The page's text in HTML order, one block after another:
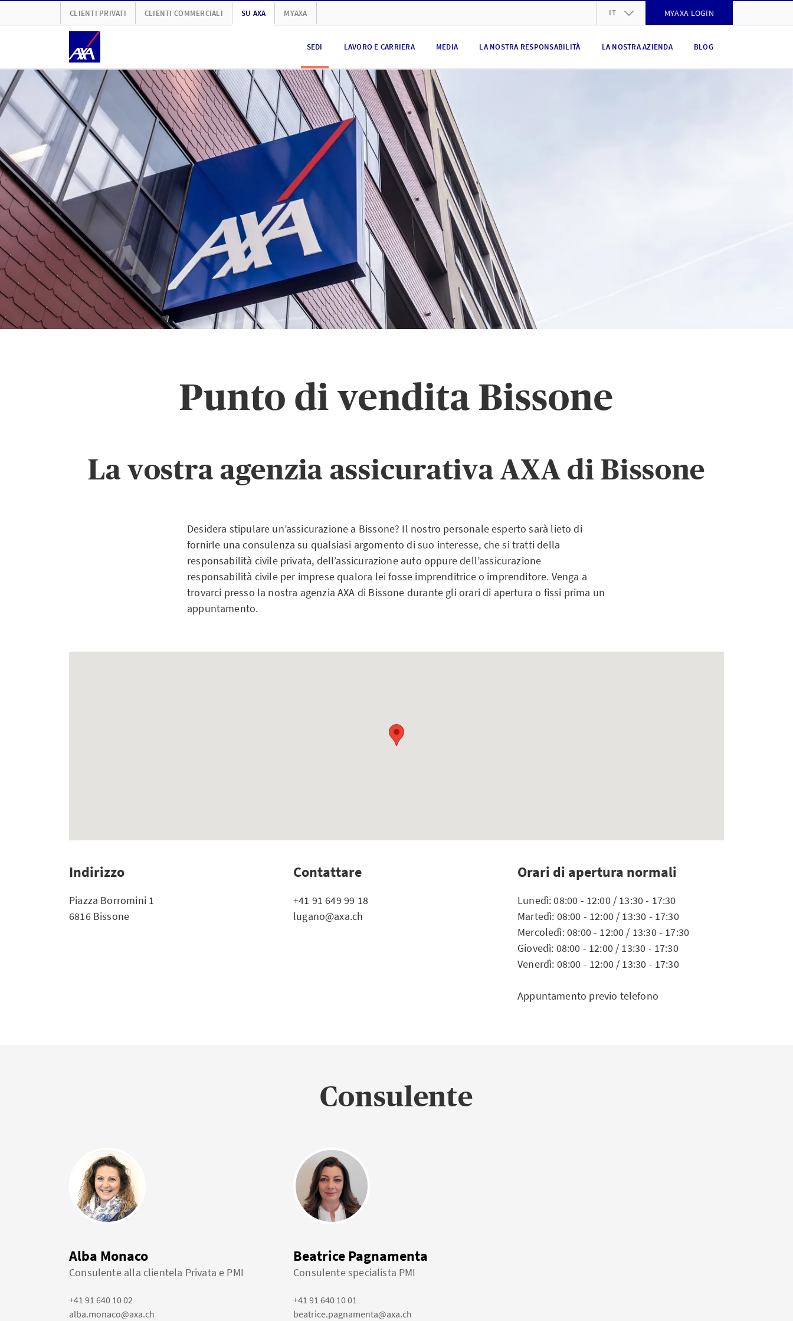
CLIENTI PRIVATI CLIENTI COMMERCIALI SU AXA MYAXA IT MYAXA LOGIN
SEDI LAVORO E CARRIERA MEDIA LA NOSTRA RESPONSABILITÀ LA NOSTRA AZIENDA BLOG
Punto di vendita Bissone
La vostra agenzia assicurativa AXA di Bissone
Desidera stipulare un’assicurazione a Bissone? Il nostro personale esperto sarà lieto di
fornirle una consulenza su qualsiasi argomento di suo interesse, che si tratti della
responsabilità civile privata, dell’assicurazione auto oppure dell’assicurazione
responsabilità civile per imprese qualora lei fosse imprenditrice o imprenditore. Venga a
trovarci presso la nostra agenzia AXA di Bissone durante gli orari di apertura o fissi prima un
appuntamento.
Indirizzo
Piazza Borromini 1
6816 Bissone
Contattare
+41 91 649 99 18
lugano@axa.ch
Orari di apertura normali
Lunedì: 08:00 - 12:00 / 13:30 - 17:30
Martedì: 08:00 - 12:00 / 13:30 - 17:30
Mercoledì: 08:00 - 12:00 / 13:30 - 17:30
Giovedì: 08:00 - 12:00 / 13:30 - 17:30
Venerdì: 08:00 - 12:00 / 13:30 - 17:30
Appuntamento previo telefono
Consulente
Alba Monaco
Consulente alla clientela Privata e PMI
+41 91 640 10 02
alba.monaco@axa.ch
Beatrice Pagnamenta
Consulente specialista PMI
+41 91 640 10 01
beatrice.pagnamenta@axa.ch